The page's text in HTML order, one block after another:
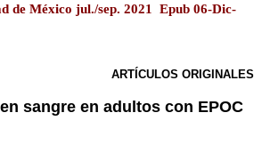
de México jul./sep. 2021 Epub 06-Dic-
ARTÍCULOS ORIGINALES
sangre en adultos con EPOC